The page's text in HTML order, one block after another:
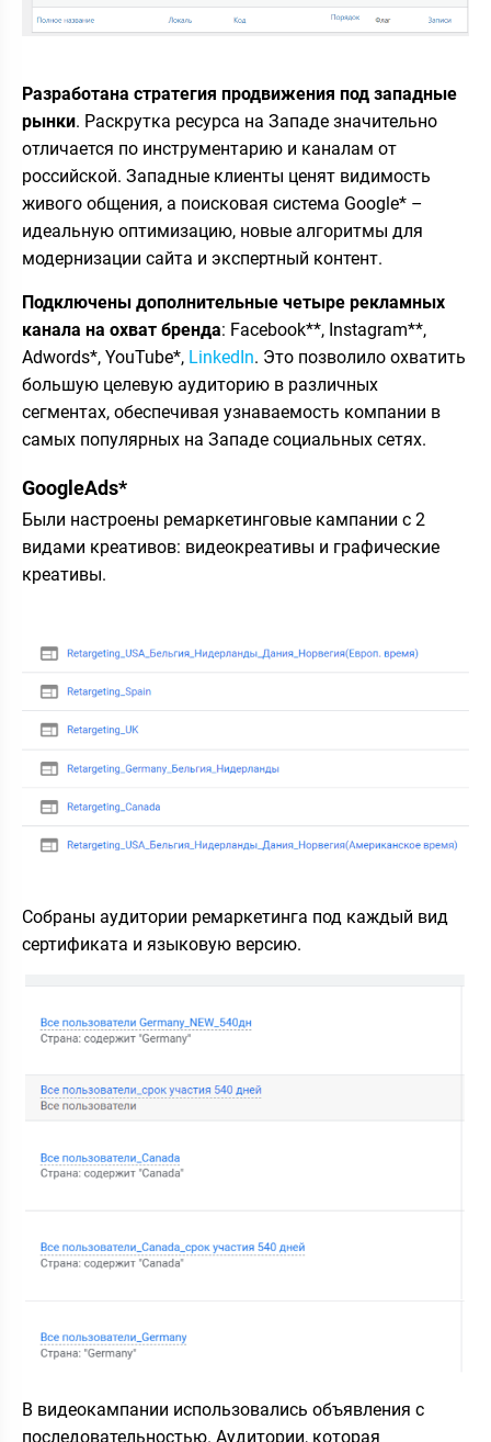
Разработана стратегия продвижения под западные
рынки. Раскрутка ресурса на Западе значительно
отличается по инструментарию и каналам от
российской. Западные клиенты ценят видимость
живого общения, а поисковая система Google* –
идеальную оптимизацию, новые алгоритмы для
модернизации сайта и экспертный контент.
Подключены дополнительные четыре рекламных
канала на охват бренда: Facebook**, Instagram**,
Adwords*, YouTube*, LinkedIn. Это позволило охватить
большую целевую аудиторию в различных
сегментах, обеспечивая узнаваемость компании в
самых популярных на Западе социальных сетях.
GoogleAds*
Были настроены ремаркетинговые кампании с 2
видами креативов: видеокреативы и графические
креативы.
Собраны аудитории ремаркетинга под каждый вид
сертификата и языковую версию.
В видеокампании использовались объявления с
последовательностью. Аудитории, которая